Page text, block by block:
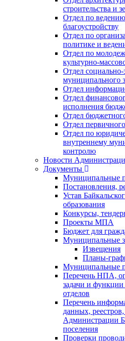
строительства и
Отдел по ведению
благоустройству
Отдел по
политике и
Отдел по
культурно-
Отдел социально-
муниципального
Отдел
Отдел
исполнения
Отдел
Отдел
Отдел по
внутреннему
контролю
Новости
Документы
Муниципальные
Постановления,
Устав
образования
Конкурсы,
Проекты МПА
Бюджет для
Муниципальные
Извещения
Планы-
Муниципальные
Перечень НПА,
задачи и
отделов
Перечень
данных,
Администрации
поселения
Проверки